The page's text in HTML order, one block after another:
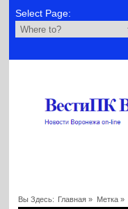
Select Page:
Вы Здесь: Главная » Метка »